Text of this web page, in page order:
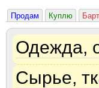
Продам Куплю
Одежда,
Сырье,